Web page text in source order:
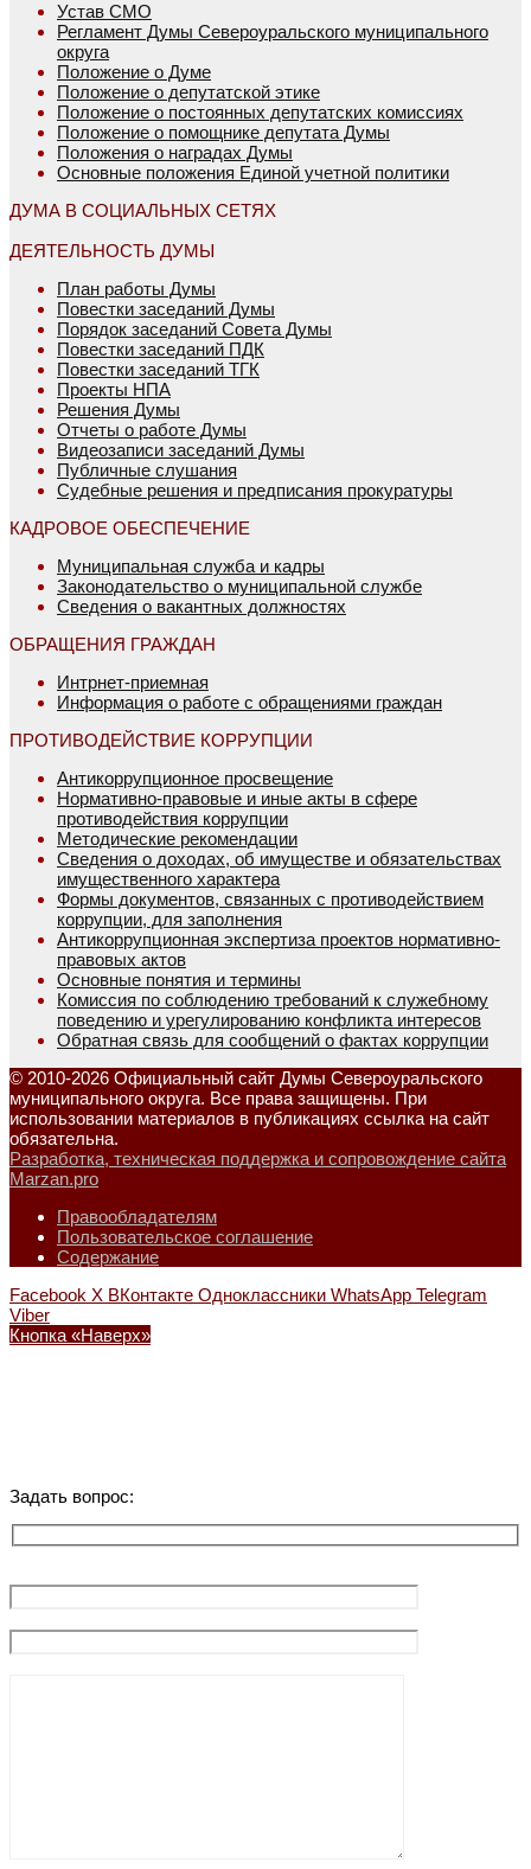
Устав СМО
Регламент Думы Североуральского муниципального
округа
Положение о Думе
Положение о депутатской этике
Положение о постоянных депутатских комиссиях
Положение о помощнике депутата Думы
Положения о наградах Думы
Основные положения Единой учетной политики
ДУМА В СОЦИАЛЬНЫХ СЕТЯХ
ДЕЯТЕЛЬНОСТЬ ДУМЫ
План работы Думы
Повестки заседаний Думы
Порядок заседаний Совета Думы
Повестки заседаний ПДК
Повестки заседаний ТГК
Проекты НПА
Решения Думы
Отчеты о работе Думы
Видеозаписи заседаний Думы
Публичные слушания
Судебные решения и предписания прокуратуры
КАДРОВОЕ ОБЕСПЕЧЕНИЕ
Муниципальная служба и кадры
Законодательство о муниципальной службе
Сведения о вакантных должностях
ОБРАЩЕНИЯ ГРАЖДАН
Интрнет-приемная
Информация о работе с обращениями граждан
ПРОТИВОДЕЙСТВИЕ КОРРУПЦИИ
Антикоррупционное просвещение
Нормативно-правовые и иные акты в сфере
противодействия коррупции
Методические рекомендации
Сведения о доходах, об имуществе и обязательствах
имущественного характера
Формы документов, связанных с противодействием
коррупции, для заполнения
Антикоррупционная экспертиза проектов нормативно-
правовых актов
Основные понятия и термины
Комиссия по соблюдению требований к служебному
поведению и урегулированию конфликта интересов
Обратная связь для сообщений о фактах коррупции
© 2010-2026 Официальный сайт Думы Североуральского
муниципального округа. Все права защищены. При
использовании материалов в публикациях ссылка на сайт
обязательна.
Разработка, техническая поддержка и сопровождение сайта
Marzan.pro
Правообладателям
Пользовательское соглашение
Содержание
Facebook X ВКонтакте Одноклассники WhatsApp Telegram
Viber
Кнопка «Наверх»
Задать вопрос: